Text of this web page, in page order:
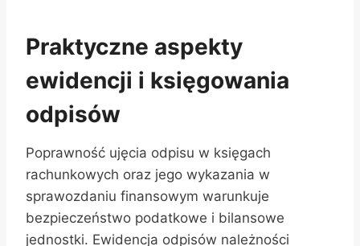
Praktyczne aspekty
ewidencji i księgowania
odpisów
Poprawność ujęcia odpisu w księgach
rachunkowych oraz jego wykazania w
sprawozdaniu finansowym warunkuje
bezpieczeństwo podatkowe i bilansowe
jednostki. Ewidencja odpisów należności